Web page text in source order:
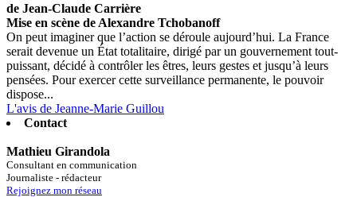
de Jean-Claude Carrière
Mise en scène de Alexandre Tchobanoff
On peut imaginer que l’action se déroule aujourd’hui. La France
serait devenue un État totalitaire, dirigé par un gouvernement tout-
puissant, décidé à contrôler les êtres, leurs gestes et jusqu’à leurs
pensées. Pour exercer cette surveillance permanente, le pouvoir
dispose...
L'avis de Jeanne-Marie Guillou
Contact
Mathieu Girandola
Consultant en communication
Journaliste - rédacteur
Rejoignez mon réseau